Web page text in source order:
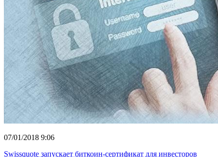
07/01/2018 9:06
Swissquote запускает биткоин-сертификат для инвесторов